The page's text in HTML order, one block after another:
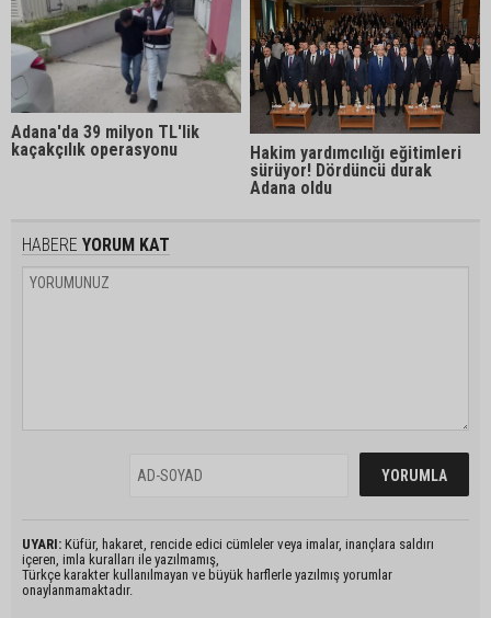
Adana'da 39 milyon TL'lik
kaçakçılık operasyonu
Hakim yardımcılığı eğitimleri
sürüyor! Dördüncü durak
Adana oldu
HABERE YORUM KAT
UYARI: Küfür, hakaret, rencide edici cümleler veya imalar, inançlara saldırı
içeren, imla kuralları ile yazılmamış,
Türkçe karakter kullanılmayan ve büyük harflerle yazılmış yorumlar
onaylanmamaktadır.